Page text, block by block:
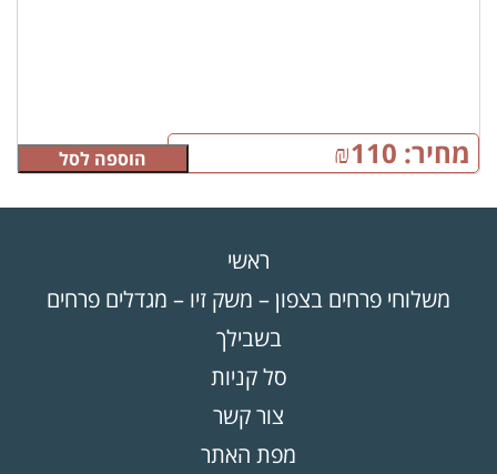
מחיר: ₪110 הוספה לסל
ראשי
משלוחי פרחים בצפון – משק זיו – מגדלים פרחים
בשבילך
סל קניות
צור קשר
מפת האתר